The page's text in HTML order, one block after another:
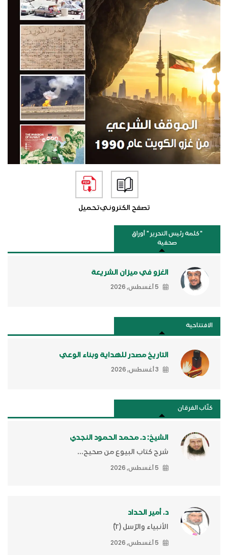
تصفح الكترونيتحميل
"كلمة رئيس التحرير " أوراق
صحفية
الغزو في ميزان الشريعة
5 أغسطس, 2026
الافتتاحية
التاريخ مصدر للهداية وبناء الوعي
3 أغسطس, 2026
كتَّاب الفرقان
الشيخ: د. محمد الحمود النجدي
شرح كتاب البيوع من صحيح...
5 أغسطس, 2026
د. أمير الحداد
الأنبياء والرّسل (٢)ّ
5 أغسطس, 2026